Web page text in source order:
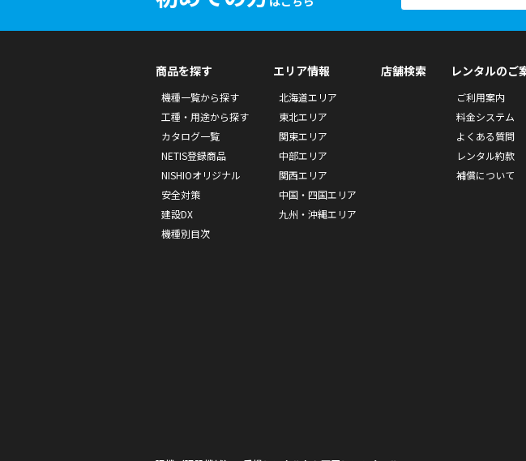
商品を探す
機種一覧から探す
工種・用途から探す
カタログ一覧
NETIS登録商品
NISHIOオリジナル
安全対策
建設DX
機種別目次
エリア情報
北海道エリア
東北エリア
関東エリア
中部エリア
関西エリア
中国・四国エリア
九州・沖縄エリア
店舗検索 レンタルのご
ご利用案内
料金システム
よくある質問
レンタル約款
補償について